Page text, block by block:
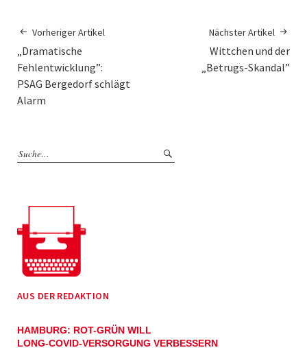
Vorheriger Artikel
„Dramatische
Fehlentwicklung”:
PSAG Bergedorf schlägt
Alarm
Nächster Artikel
Wittchen und der
„Betrugs-Skandal”
AUS DER REDAKTION
HAMBURG: ROT-GRÜN WILL
LONG-COVID-VERSORGUNG VERBESSERN